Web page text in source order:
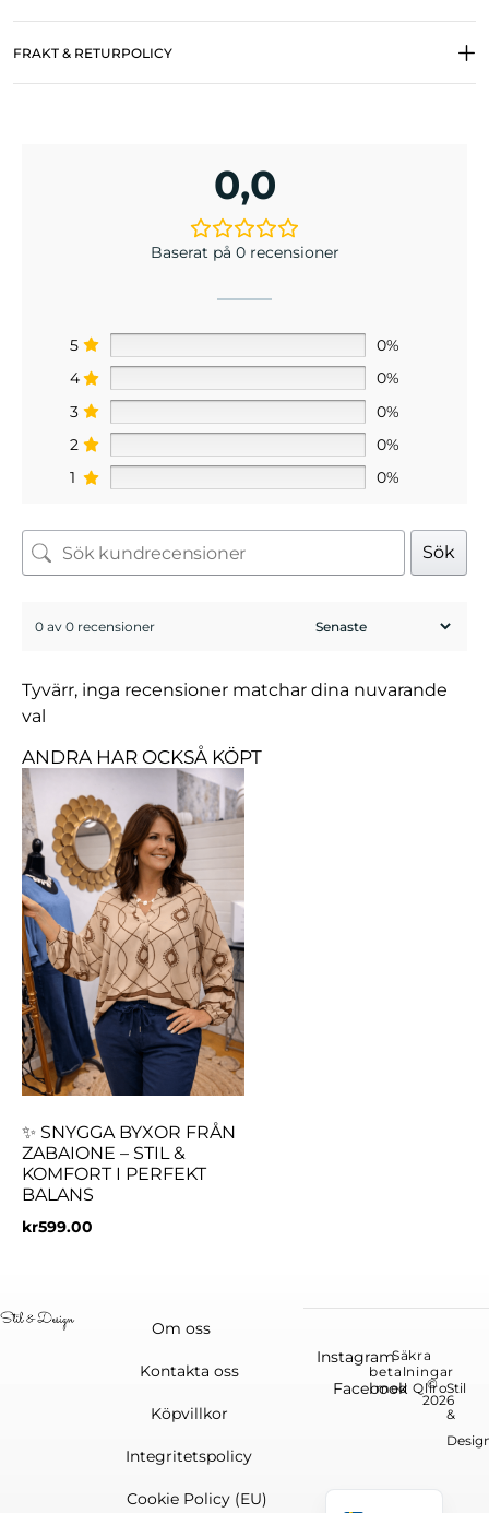
FRAKT & RETURPOLICY
0,0
Baserat på 0 recensioner
5
0%
4
0%
3
0%
2
0%
1
0%
Sök
0 av 0 recensioner
Tyvärr, inga recensioner matchar dina nuvarande
val
ANDRA HAR OCKSÅ KÖPT
✨ SNYGGA BYXOR FRÅN
ZABAIONE – STIL &
KOMFORT I PERFEKT
BALANS
kr599.00
Om oss
Kontakta oss
Köpvillkor
Integritetspolicy
Cookie Policy (EU)
©
2026
Stil
&
Instagram
Facebook
Säkra
betalningar
med Qliro